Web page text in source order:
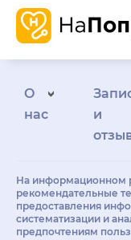
О
нас
и
На информационном
рекомендательные
предоставления
систематизации и
предпочтениям